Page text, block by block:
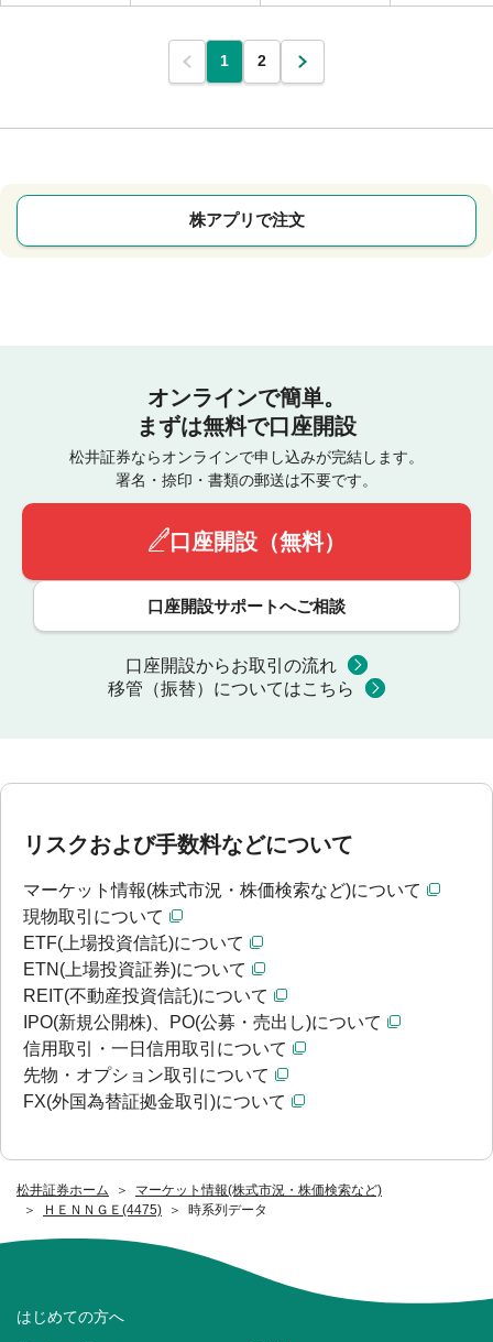
松井証券ホーム
マーケット情報(株式市況・株価検索など)
ＨＥＮＮＧＥ(4475)
時系列データ
1 2
株アプリで注文
オンラインで簡単。
まずは無料で口座開設
松井証券ならオンラインで申し込みが完結します。
署名・捺印・書類の郵送は不要です。
口座開設（無料）
口座開設サポートへご相談
口座開設からお取引の流れ
移管（振替）についてはこちら
リスクおよび手数料などについて
マーケット情報(株式市況・株価検索など)について
現物取引について
ETF(上場投資信託)について
ETN(上場投資証券)について
REIT(不動産投資信託)について
IPO(新規公開株)、PO(公募・売出し)について
信用取引・一日信用取引について
先物・オプション取引について
FX(外国為替証拠金取引)について
はじめての方へ